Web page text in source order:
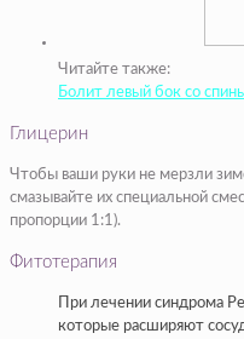
Читайте также:
Болит левый бок со
Глицерин
Чтобы ваши руки не мерзли
смазывайте их специальной
пропорции 1:1).
Фитотерапия
При лечении синдрома
которые расширяют